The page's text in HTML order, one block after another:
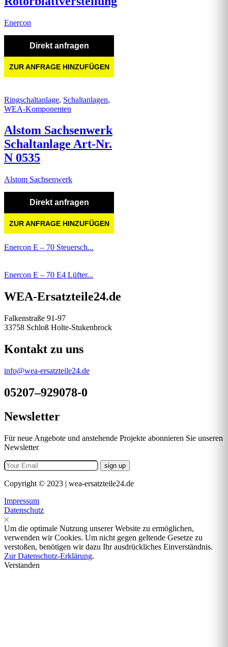
Enercon
Direkt anfragen
ZUR ANFRAGE HINZUFÜGEN
Ringschaltanlage, Schaltanlagen,
WEA-Komponenten
Alstom Sachsenwerk
Schaltanlage Art-Nr.
N 0535
Alstom Sachsenwerk
Direkt anfragen
ZUR ANFRAGE HINZUFÜGEN
Enercon E – 70 Steuersch...
Enercon E – 70 E4 Lüfter...
WEA-Ersatzteile24.de
Falkenstraße 91-97
33758 Schloß Holte-Stukenbrock
Kontakt zu uns
info@wea-ersatzteile24.de
05207–929078-0
Newsletter
Für neue Angebote und anstehende Projekte abonnieren Sie unseren
Newsletter
Copyright © 2023 | wea-ersatzteile24.de
Impressum
Datenschutz
Um die optimale Nutzung unserer Website zu ermöglichen,
verwenden wir Cookies. Um nicht gegen geltende Gesetze zu
verstoßen, benötigen wir dazu Ihr ausdrückliches Einverständnis.
Zur Datenschutz-Erklärung.
Verstanden